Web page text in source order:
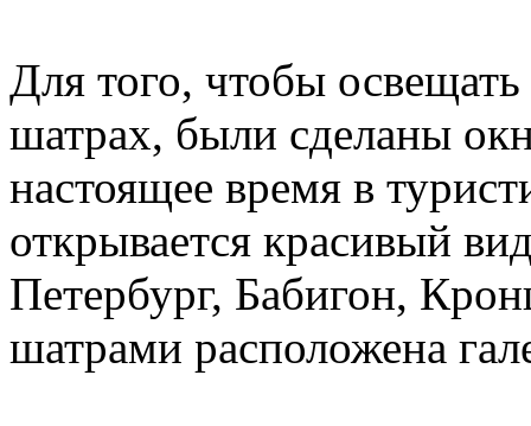
Для того, чтобы
шатрах, были сделаны
настоящее время в
открывается красивый
Петербург, Бабигон,
шатрами расположена